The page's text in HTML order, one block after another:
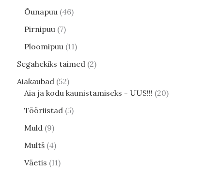
Õunapuu 46
Pirnipuu 7
Ploomipuu 11
Segahekiks taimed 2
Aiakaubad 52
Aia ja kodu kaunistamiseks - UUS!!! 20
Tööriistad 5
Muld 9
Multš 4
Väetis 11